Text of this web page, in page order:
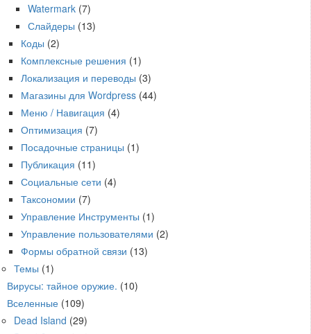
Watermark (7)
Слайдеры (13)
Коды (2)
Комплексные решения (1)
Локализация и переводы (3)
Магазины для Wordpress (44)
Меню / Навигация (4)
Оптимизация (7)
Посадочные страницы (1)
Публикация (11)
Социальные сети (4)
Таксономии (7)
Управление Инструменты (1)
Управление пользователями (2)
Формы обратной связи (13)
Темы (1)
Вирусы: тайное оружие. (10)
Вселенные (109)
Dead Island (29)